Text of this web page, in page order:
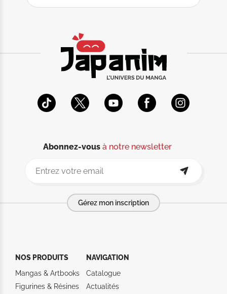
Abonnez-vousà notre newsletter
Gérez mon inscription
NOS PRODUITS
Mangas & Artbooks
Figurines & Résines
NAVIGATION
Catalogue
Actualités